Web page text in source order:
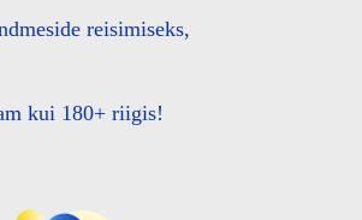
reisimiseks,
kui 180+ riigis!